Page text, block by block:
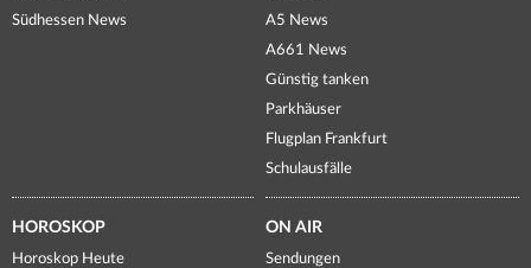
Südhessen News
A5 News
A661 News
Günstig tanken
Parkhäuser
Flugplan Frankfurt
Schulausfälle
HOROSKOP
Horoskop Heute
ON AIR
Sendungen